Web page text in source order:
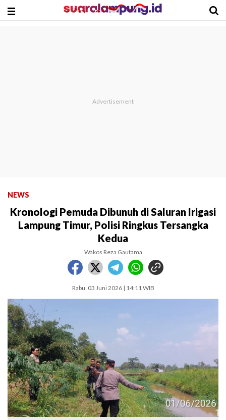
NEWS
Kronologi Pemuda Dibunuh di Saluran Irigasi
Lampung Timur, Polisi Ringkus Tersangka
Kedua
Wakos Reza Gautama
Rabu, 03 Juni 2026 | 14:11 WIB